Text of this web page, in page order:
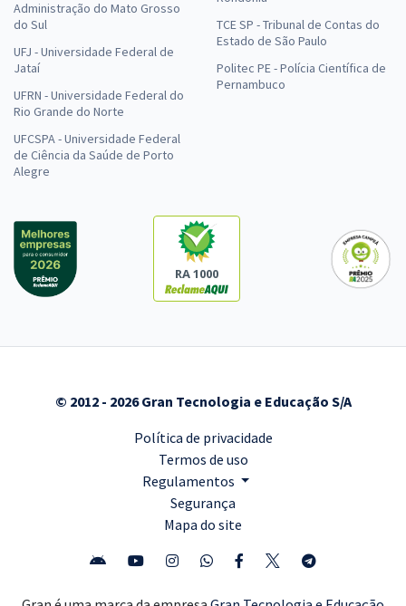
Administração do Mato Grosso
do Sul
UFJ - Universidade Federal de
Jataí
UFRN - Universidade Federal do
Rio Grande do Norte
UFCSPA - Universidade Federal
de Ciência da Saúde de Porto
Alegre
TCE SP - Tribunal de Contas do
Estado de São Paulo
Politec PE - Polícia Científica de
Pernambuco
RA 1000
© 2012 - 2026 Gran Tecnologia e Educação S/A
Política de privacidade
Termos de uso
Regulamentos
Segurança
Mapa do site